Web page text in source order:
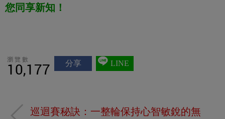
您同享新知！
瀏覽數
10,177 分享 LINE
巡迴賽秘訣：一整輪保持心智敏銳的無